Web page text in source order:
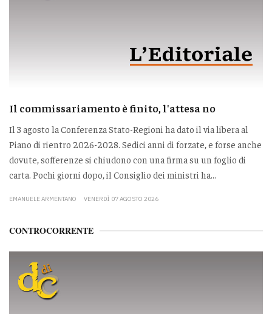
Il commissariamento è finito, l'attesa no
Il 3 agosto la Conferenza Stato-Regioni ha dato il via libera al
Piano di rientro 2026-2028. Sedici anni di forzate, e forse anche
dovute, sofferenze si chiudono con una firma su un foglio di
carta. Pochi giorni dopo, il Consiglio dei ministri ha...
EMANUELE ARMENTANO VENERDÌ 07 AGOSTO 2026
CONTROCORRENTE